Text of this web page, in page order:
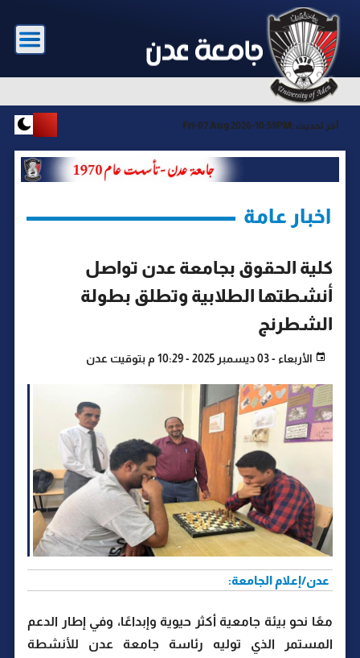
آخر تحديث : Fri-07 Aug 2026-10:59PM
اخبار عامة
كلية الحقوق بجامعة عدن تواصل
أنشطتها الطلابية وتطلق بطولة
الشطرنج
الأربعاء - 03 ديسمبر 2025 - 10:29 م بتوقيت عدن
عدن/إعلام الجامعة:
معًا نحو بيئة جامعية أكثر حيوية وإبداعًا، وفي إطار الدعم
المستمر الذي توليه رئاسة جامعة عدن للأنشطة